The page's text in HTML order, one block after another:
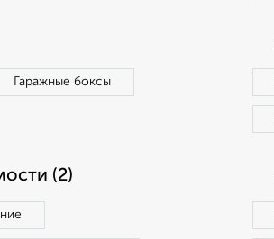
Гаражные боксы
(2)